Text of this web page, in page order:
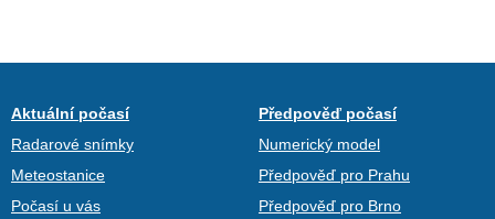
Aktuální počasí
Radarové snímky
Meteostanice
Počasí u vás
Předpověď počasí
Numerický model
Předpověď pro Prahu
Předpověď pro Brno